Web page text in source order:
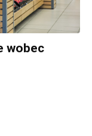
wobec